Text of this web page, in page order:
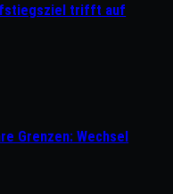
trifft auf
Grenzen: Wechsel